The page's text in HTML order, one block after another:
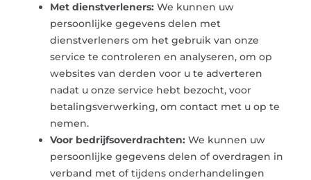
Met dienstverleners: We kunnen uw
persoonlijke gegevens delen met
dienstverleners om het gebruik van onze
service te controleren en analyseren, om op
websites van derden voor u te adverteren
nadat u onze service hebt bezocht, voor
betalingsverwerking, om contact met u op te
nemen.
Voor bedrijfsoverdrachten: We kunnen uw
persoonlijke gegevens delen of overdragen in
verband met of tijdens onderhandelingen